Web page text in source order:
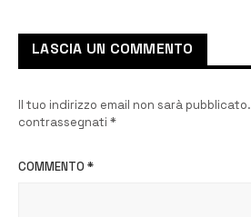
LASCIA UN COMMENTO
Il tuo indirizzo email non sarà pubblicato.
contrassegnati *
COMMENTO *